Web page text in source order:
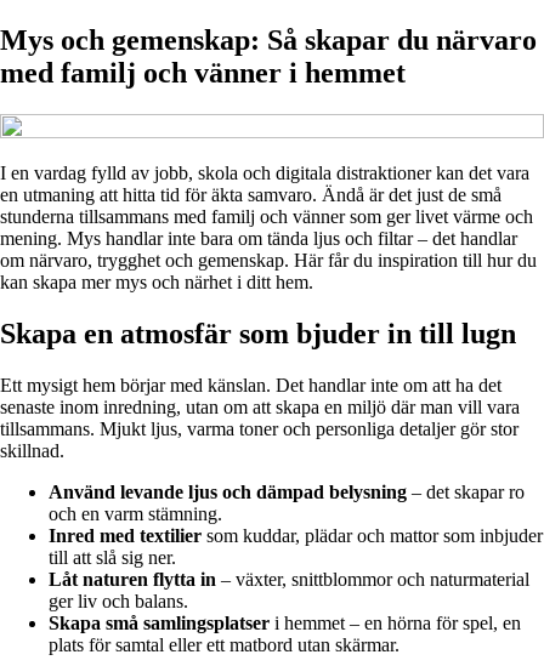
Mys och gemenskap: Så skapar du närvaro
med familj och vänner i hemmet
I en vardag fylld av jobb, skola och digitala distraktioner kan det vara
en utmaning att hitta tid för äkta samvaro. Ändå är det just de små
stunderna tillsammans med familj och vänner som ger livet värme och
mening. Mys handlar inte bara om tända ljus och filtar – det handlar
om närvaro, trygghet och gemenskap. Här får du inspiration till hur du
kan skapa mer mys och närhet i ditt hem.
Skapa en atmosfär som bjuder in till lugn
Ett mysigt hem börjar med känslan. Det handlar inte om att ha det
senaste inom inredning, utan om att skapa en miljö där man vill vara
tillsammans. Mjukt ljus, varma toner och personliga detaljer gör stor
skillnad.
Använd levande ljus och dämpad belysning – det skapar ro
och en varm stämning.
Inred med textilier som kuddar, plädar och mattor som inbjuder
till att slå sig ner.
Låt naturen flytta in – växter, snittblommor och naturmaterial
ger liv och balans.
Skapa små samlingsplatser i hemmet – en hörna för spel, en
plats för samtal eller ett matbord utan skärmar.